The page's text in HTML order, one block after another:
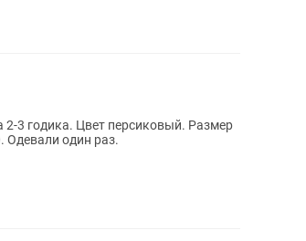
2-3 годика. Цвет персиковый. Размер
за 20000. Одевали один раз.